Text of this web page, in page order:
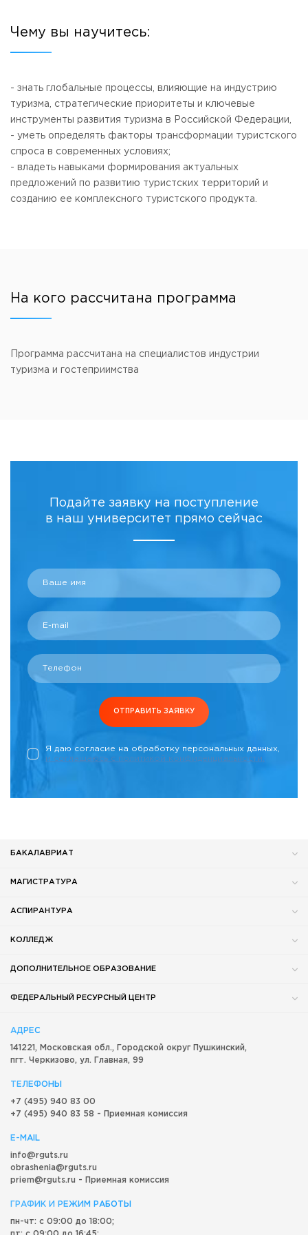
пн-пт: с 10:00 до 17:00;
сб: с 10:00 до 15:30;
вс: выходной.
Чему вы научитесь:
- знать глобальные процессы, влияющие на индустрию
туризма, стратегические приоритеты и ключевые
инструменты развития туризма в Российской Федерации,
- уметь определять факторы трансформации туристского
спроса в современных условиях;
- владеть навыками формирования актуальных
предложений по развитию туристских территорий и
созданию ее комплексного туристского продукта.
На кого рассчитана программа
Программа рассчитана на специалистов индустрии
туризма и гостеприимства
Подайте заявку на поступление
в наш университет прямо сейчас
Ваше имя
E-mail
Телефон
ОТПРАВИТЬ ЗАЯВКУ
Я даю согласие на обработку персональных данных,
и соглашаюсь c политикой конфиденциальности.
БАКАЛАВРИАТ
МАГИСТРАТУРА
АСПИРАНТУРА
КОЛЛЕДЖ
ДОПОЛНИТЕЛЬНОЕ ОБРАЗОВАНИЕ
ФЕДЕРАЛЬНЫЙ РЕСУРСНЫЙ ЦЕНТР
АДРЕС
141221, Московская обл., Городской округ Пушкинский,
пгт. Черкизово, ул. Главная, 99
ТЕЛЕФОНЫ
+7 (495) 940 83 00
+7 (495) 940 83 58 - Приемная комиссия
E-MAIL
info@rguts.ru
obrashenia@rguts.ru
priem@rguts.ru - Приемная комиссия
ГРАФИК И РЕЖИМ РАБОТЫ
пн-чт: с 09:00 до 18:00;